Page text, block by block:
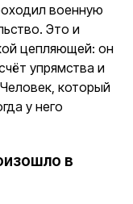
военную
Это и
цепляющей: он
упрямства и
который
у него
в